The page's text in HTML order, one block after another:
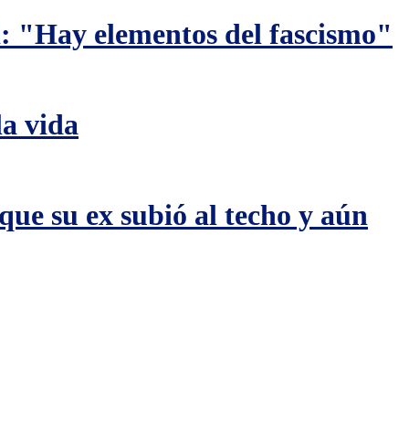
elementos del fascismo"
vida
su ex subió al techo y aún